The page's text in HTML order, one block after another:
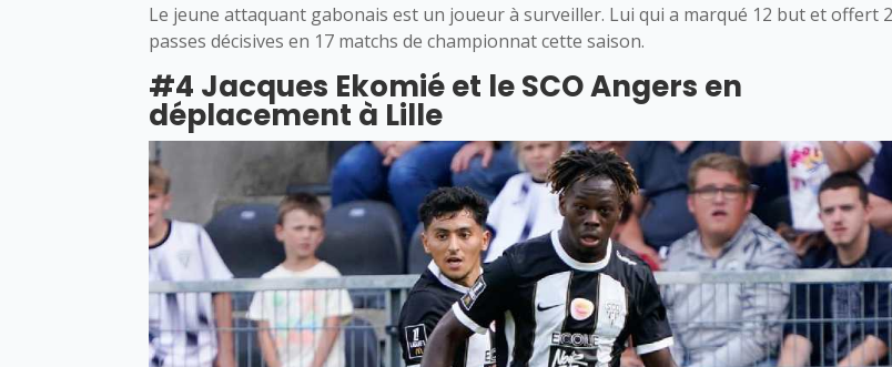
Le jeune attaquant gabonais est un joueur à surveiller. Lui qui a marqué 12 but et offert 2
passes décisives en 17 matchs de championnat cette saison.
#4 Jacques Ekomié et le SCO Angers en
déplacement à Lille